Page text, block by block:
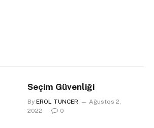
Seçim Güvenliği
By EROL TUNCER
Ağustos 2,
2022
0